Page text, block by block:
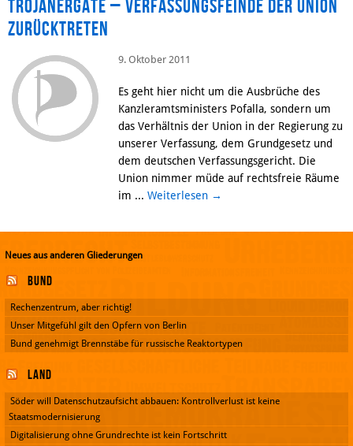
Facebook
Trojanergate – Verfassungsfeinde der Union
zurücktreten
9. Oktober 2011
Es geht hier nicht um die Ausbrüche des
Kanzleramtsministers Pofalla, sondern um
das Verhältnis der Union in der Regierung zu
unserer Verfassung, dem Grundgesetz und
dem deutschen Verfassungsgericht. Die
Union nimmer müde auf rechtsfreie Räume
im ... Weiterlesen →
Neues aus anderen Gliederungen
Bund
Rechenzentrum, aber richtig!
Unser Mitgefühl gilt den Opfern von Berlin
Bund genehmigt Brennstäbe für russische Reaktortypen
Land
Söder will Datenschutzaufsicht abbauen: Kontrollverlust ist keine
Staatsmodernisierung
Digitalisierung ohne Grundrechte ist kein Fortschritt